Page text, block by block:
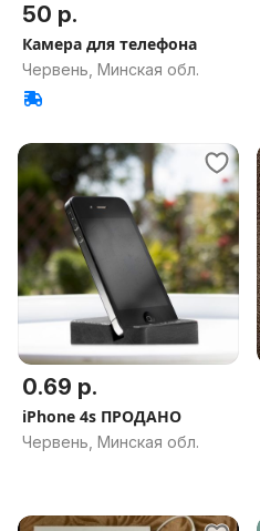
50 р.
Камера для телефона
Червень, Минская обл.
0.69 р.
iPhone 4s ПРОДАНО
Червень, Минская обл.